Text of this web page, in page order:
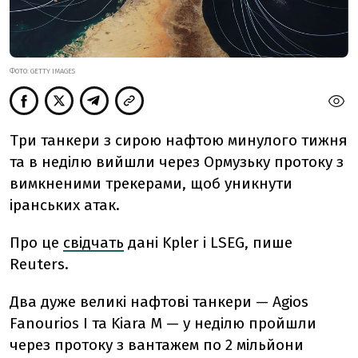
ФОТО: GETTY IMAGES
Три танкери з сирою нафтою минулого тижня
та в неділю вийшли через Ормузьку протоку з
вимкненими трекерами, щоб уникнути
іранських атак.
Про це свідчать дані Kpler і LSEG, пише
Reuters.
Два дуже великі нафтові танкери — Agios
Fanourios I та Kiara M — у неділю пройшли
через протоку з вантажем по 2 мільйони